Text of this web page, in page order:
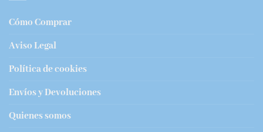
Cómo Comprar
Aviso Legal
Política de cookies
Envíos y Devoluciones
Quienes somos